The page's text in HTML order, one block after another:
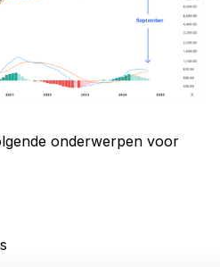
onderwerpen voor